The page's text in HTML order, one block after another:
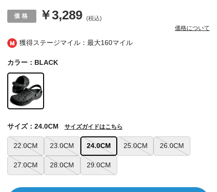
獲得ステージマイル：最大160マイル
￥3,289 (税込)
価格について
カラー：BLACK
22.0CM 23.0CM 24.0CM 25.0CM 26.0CM
27.0CM 28.0CM 29.0CM
サイズ：24.0CM サイズガイドはこちら